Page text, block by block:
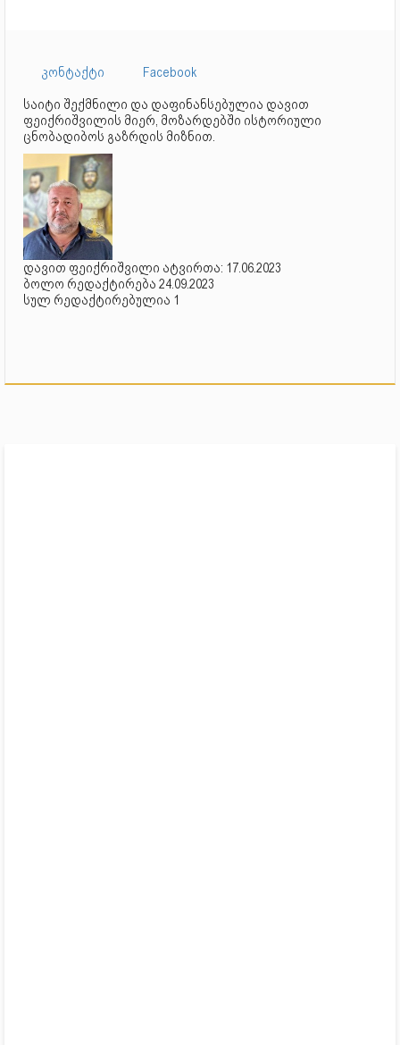
კონტაქტი
Facebook
საიტი შექმნილი და დაფინანსებულია დავით
ფეიქრიშვილის მიერ, მოზარდებში ისტორიული
ცნობადიბოს გაზრდის მიზნით.
დავით ფეიქრიშვილი ატვირთა: 17.06.2023
ბოლო რედაქტირება 24.09.2023
სულ რედაქტირებულია 1